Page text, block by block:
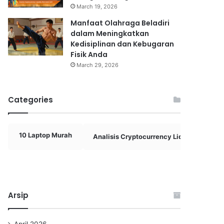
March 19, 2026
Manfaat Olahraga Beladiri
dalam Meningkatkan
Kedisiplinan dan Kebugaran
Fisik Anda
March 29, 2026
Categories
10 Laptop Murah Analisis Cryptocurrency Liquidity
Arsip